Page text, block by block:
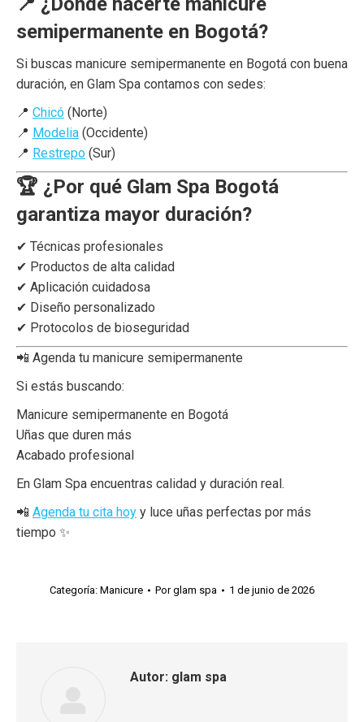
semipermanente en Bogotá?
Si buscas manicure semipermanente en Bogotá con buena
duración, en Glam Spa contamos con sedes:
📍 Chicó (Norte)
📍 Modelia (Occidente)
📍 Restrepo (Sur)
🏆 ¿Por qué Glam Spa Bogotá
garantiza mayor duración?
✔ Técnicas profesionales
✔ Productos de alta calidad
✔ Aplicación cuidadosa
✔ Diseño personalizado
✔ Protocolos de bioseguridad
📲 Agenda tu manicure semipermanente
Si estás buscando:
Manicure semipermanente en Bogotá
Uñas que duren más
Acabado profesional
En Glam Spa encuentras calidad y duración real.
📲 Agenda tu cita hoy y luce uñas perfectas por más
tiempo ✨
Categoría: Manicure Porglam spa 1 de junio de 2026
Autor: glam spa